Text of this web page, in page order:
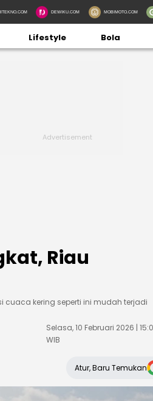
DEWIKU.COM MOBIMOTO.COM
Lifestyle Bola
Riau
cuaca kering seperti ini mudah terjadi
Selasa, 10 Februari 2026 |
WIB
Atur, Baru Temukan